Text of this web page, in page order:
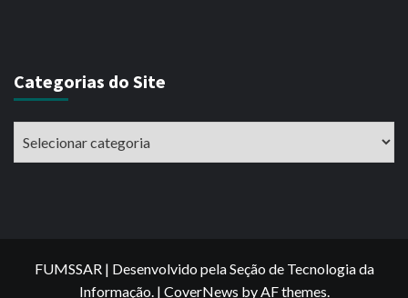
Categorias do Site
FUMSSAR | Desenvolvido pela Seção de Tecnologia da
Informação. | CoverNews by AF themes.